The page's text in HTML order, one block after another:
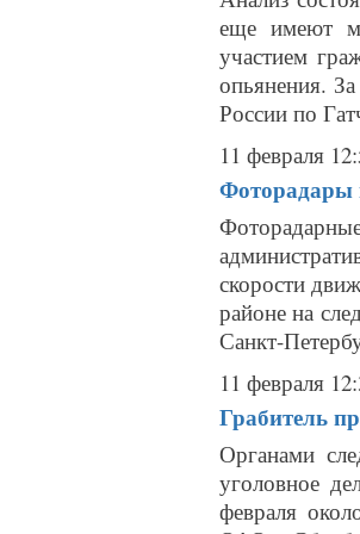
еще имеют
участием
опьянения.
России по
11 февраля
Фоторадары
скорости
районе на
Санкт-
11 февраля
Грабитель
Органами
уголовное
февраля